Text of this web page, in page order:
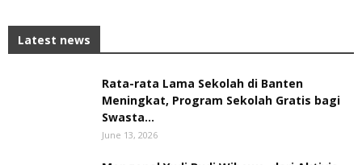
Latest news
Rata-rata Lama Sekolah di Banten
Meningkat, ‎Program Sekolah Gratis bagi
Swasta...
June 13, 2026